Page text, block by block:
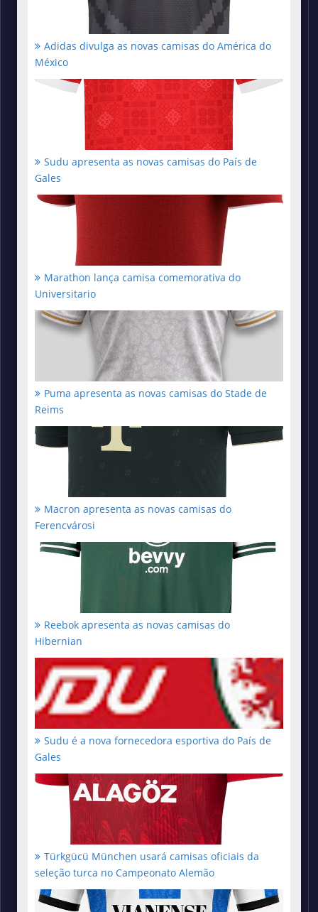
Adidas divulga as novas camisas do América do
México
Sudu apresenta as novas camisas do País de
Gales
Marathon lança camisa comemorativa do
Universitario
Puma apresenta as novas camisas do Stade de
Reims
Macron apresenta as novas camisas do
Ferencvárosi
Reebok apresenta as novas camisas do
Hibernian
Sudu é a nova fornecedora esportiva do País de
Gales
Türkgücü München usará camisas oficiais da
seleção turca no Campeonato Alemão